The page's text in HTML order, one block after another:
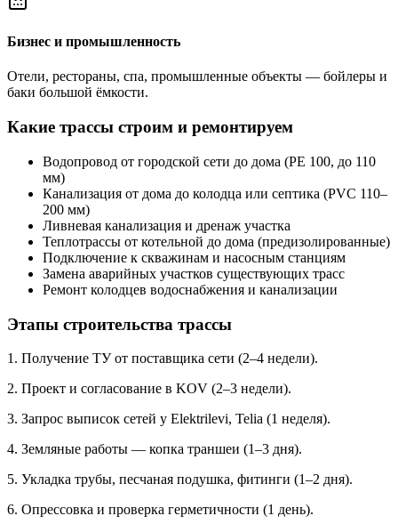
Бизнес и промышленность
Отели, рестораны, спа, промышленные объекты — бойлеры и
баки большой ёмкости.
Какие трассы строим и ремонтируем
Водопровод от городской сети до дома (PE 100, до 110
мм)
Канализация от дома до колодца или септика (PVC 110–
200 мм)
Ливневая канализация и дренаж участка
Теплотрассы от котельной до дома (предизолированные)
Подключение к скважинам и насосным станциям
Замена аварийных участков существующих трасс
Ремонт колодцев водоснабжения и канализации
Этапы строительства трассы
1. Получение ТУ от поставщика сети (2–4 недели).
2. Проект и согласование в KOV (2–3 недели).
3. Запрос выписок сетей у Elektrilevi, Telia (1 неделя).
4. Земляные работы — копка траншеи (1–3 дня).
5. Укладка трубы, песчаная подушка, фитинги (1–2 дня).
6. Опрессовка и проверка герметичности (1 день).